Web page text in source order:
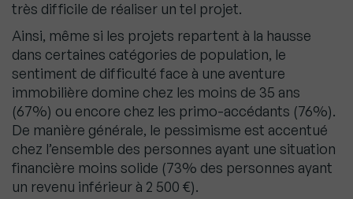
très difficile de réaliser un tel projet.
Ainsi, même si les projets repartent à la hausse
dans certaines catégories de population, le
sentiment de difficulté face à une aventure
immobilière domine chez les moins de 35 ans
(67%) ou encore chez les primo-accédants (76%).
De manière générale, le pessimisme est accentué
chez l’ensemble des personnes ayant une situation
financière moins solide (73% des personnes ayant
un revenu inférieur à 2 500 €).